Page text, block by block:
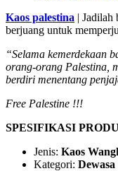
Kaos palestina | Jadilah
berjuang untuk
“Selama kemerdekaan
orang-orang Palestina,
berdiri menentang
Free Palestine !!!
SPESIFIKASI
Jenis: Kaos
Kategori: Dewasa